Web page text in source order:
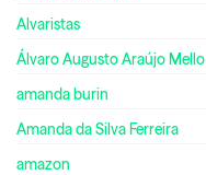
Alvaristas
Álvaro Augusto Araújo Mello
amanda burin
Amanda da Silva Ferreira
amazon